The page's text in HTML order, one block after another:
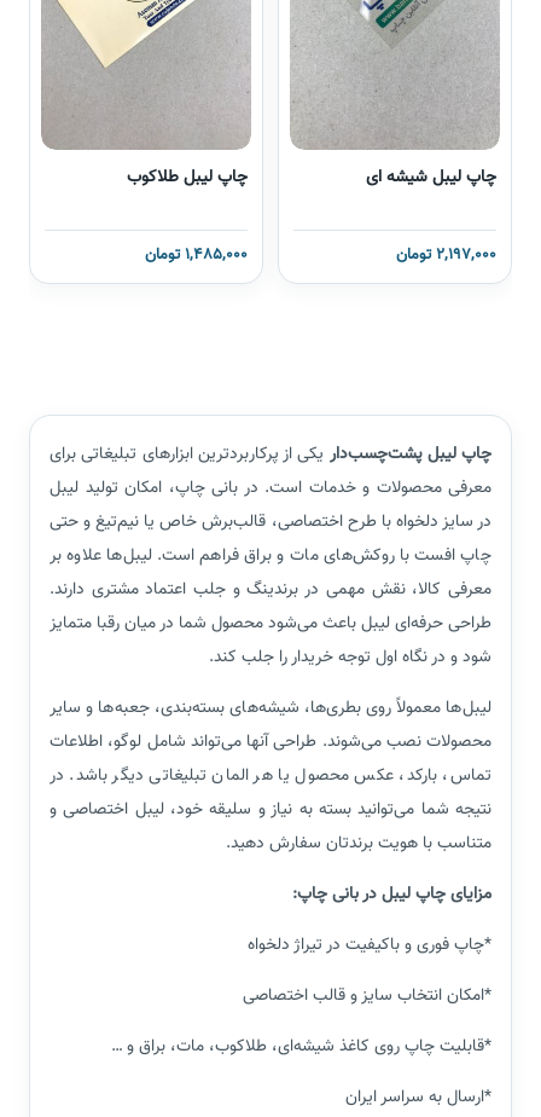
چاپ لیبل شیشه ای
2,197,000 تومان
چاپ لیبل طلاکوب
1,485,000 تومان
چاپ لیبل پشت‌چسب‌دار یکی از پرکاربردترین ابزارهای تبلیغاتی برای
معرفی محصولات و خدمات است. در بانی چاپ، امکان تولید لیبل
در سایز دلخواه با طرح اختصاصی، قالب‌برش خاص یا نیم‌تیغ و حتی
چاپ افست با روکش‌های مات و براق فراهم است. لیبل‌ها علاوه بر
معرفی کالا، نقش مهمی در برندینگ و جلب اعتماد مشتری دارند.
طراحی حرفه‌ای لیبل باعث می‌شود محصول شما در میان رقبا متمایز
شود و در نگاه اول توجه خریدار را جلب کند.
لیبل‌ها معمولاً روی بطری‌ها، شیشه‌های بسته‌بندی، جعبه‌ها و سایر
محصولات نصب می‌شوند. طراحی آنها می‌تواند شامل لوگو، اطلاعات
تماس، بارکد، عکس محصول یا هر المان تبلیغاتی دیگر باشد. در
نتیجه شما می‌توانید بسته به نیاز و سلیقه خود، لیبل اختصاصی و
متناسب با هویت برندتان سفارش دهید.
مزایای چاپ لیبل در بانی چاپ:
*چاپ فوری و باکیفیت در تیراژ دلخواه
*امکان انتخاب سایز و قالب اختصاصی
*قابلیت چاپ روی کاغذ شیشه‌ای، طلاکوب، مات، براق و …
*ارسال به سراسر ایران